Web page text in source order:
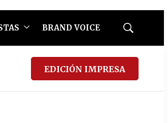
BRAND VOICE
Mostrar
EDICIÓN IMPRESA